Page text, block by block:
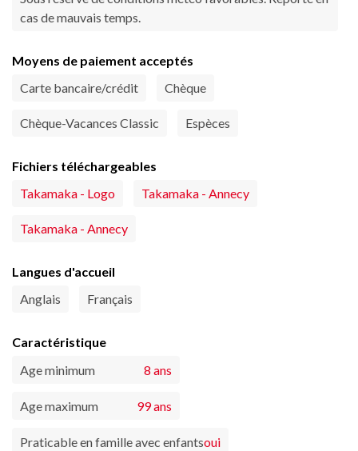
cas de mauvais temps.
Moyens de paiement acceptés
Carte bancaire/crédit
Chèque
Chèque-Vacances Classic Espèces
Fichiers téléchargeables
Takamaka - Logo
Takamaka - Annecy
Takamaka - Annecy
Langues d'accueil
Anglais
Français
Caractéristique
Age minimum
8 ans
Age maximum 99 ans
Praticable en famille avec enfantsoui